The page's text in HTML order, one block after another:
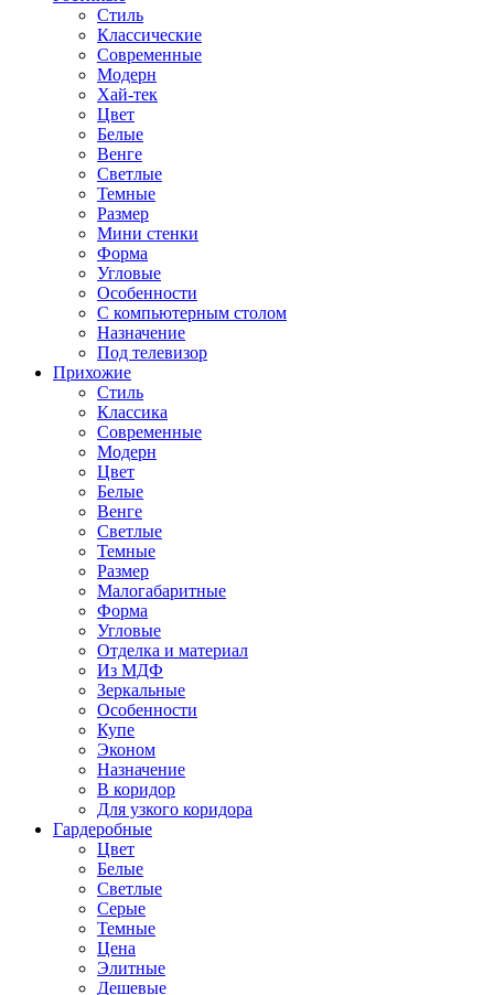
Стиль
Классические
Современные
Модерн
Хай-тек
Цвет
Белые
Венге
Светлые
Темные
Размер
Мини стенки
Форма
Угловые
Особенности
С компьютерным столом
Назначение
Под телевизор
Прихожие
Стиль
Классика
Современные
Модерн
Цвет
Белые
Венге
Светлые
Темные
Размер
Малогабаритные
Форма
Угловые
Отделка и материал
Из МДФ
Зеркальные
Особенности
Купе
Эконом
Назначение
В коридор
Для узкого коридора
Гардеробные
Цвет
Белые
Светлые
Серые
Темные
Цена
Элитные
Дешевые